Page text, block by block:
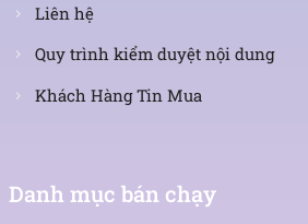
Liên hệ
Quy trình kiểm duyệt nội dung
Khách Hàng Tin Mua
Danh mục bán chạy